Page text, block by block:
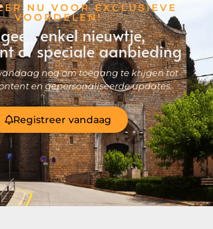
NU VOOR EXCLUSIEVE
VOORDELEN!
enkel nieuwtje,
of speciale aanbieding
nog om toegang te krijgen tot
en gepersonaliseerde updates.
Registreer vandaag